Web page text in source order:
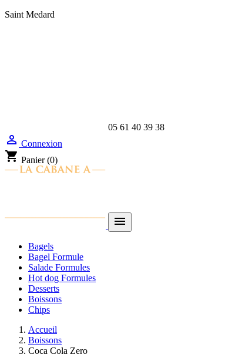
Saint Medard
05 61 40 39 38
 Connexion
shopping_cart Panier (0)

Bagels
Bagel Formule
Salade Formules
Hot dog Formules
Desserts
Boissons
Chips
Accueil
Boissons
Coca Cola Zero